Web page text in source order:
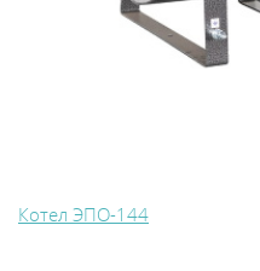
Котел ЭПО-144